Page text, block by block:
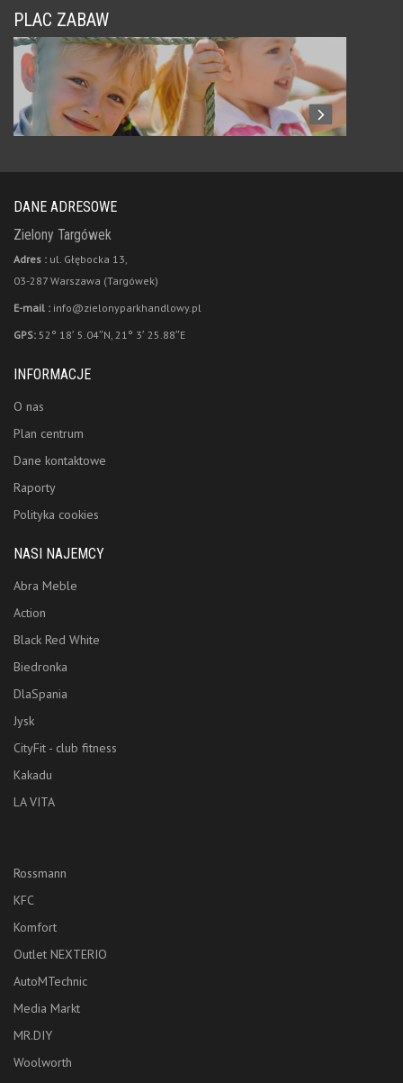
PLAC ZABAW
DANE ADRESOWE
Zielony Targówek
Adres : ul. Głębocka 13,
03-287 Warszawa (Targówek)
E-mail : info@zielonyparkhandlowy.pl
GPS: 52° 18′ 5.04″N, 21° 3′ 25.88″E
INFORMACJE
O nas
Plan centrum
Dane kontaktowe
Raporty
Polityka cookies
NASI NAJEMCY
Abra Meble
Action
Black Red White
Biedronka
DlaSpania
Jysk
CityFit - club fitness
Kakadu
LA VITA
Rossmann
KFC
Komfort
Outlet NEXTERIO
AutoMTechnic
Media Markt
MR.DIY
Woolworth